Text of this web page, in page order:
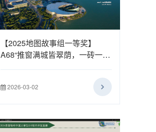
【2025地图故事组一等奖】
A68“推窗满城皆翠荫，一砖一瓦
2026-03-02